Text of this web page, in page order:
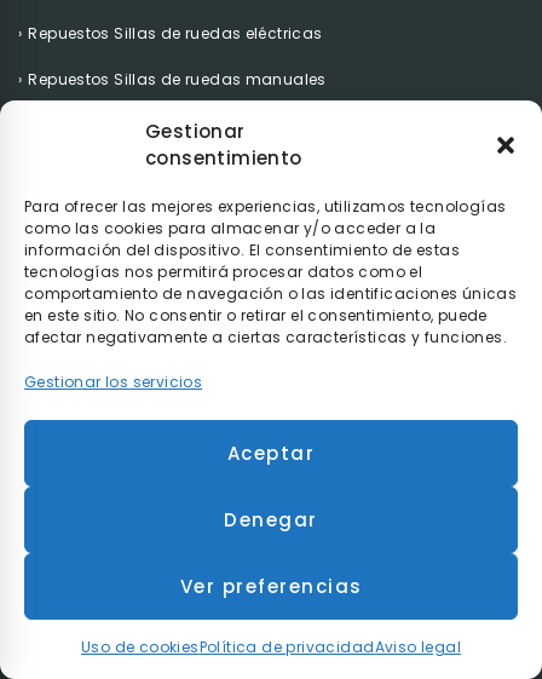
Gestionar
consentimiento
Para ofrecer las mejores experiencias, utilizamos tecnologías
como las cookies para almacenar y/o acceder a la
información del dispositivo. El consentimiento de estas
tecnologías nos permitirá procesar datos como el
comportamiento de navegación o las identificaciones únicas
en este sitio. No consentir o retirar el consentimiento, puede
afectar negativamente a ciertas características y funciones.
Gestionar los servicios
Aceptar
Denegar
Ver preferencias
Uso de cookiesPolítica de privacidadAviso legal
Repuestos Sillas de ruedas eléctricas
Repuestos Sillas de ruedas manuales
Repuestos Grúas eléctricas
Repuestos Camas eléctricas
Repuestos Andadores
Mi cuenta
Mi cuenta
Más información